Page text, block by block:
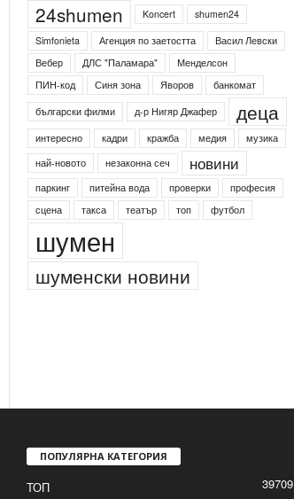
24shumen Koncert
shumen24
Simfonieta
Агенция по заетостта
Васил Левски
Вебер
ДЛС "Паламара"
Менделсон
ПИН-код
Синя зона Яворов
банкомат
български филми
д-р Нигяр Джафер деца
интересно кадри кражба медия
музика
най-новото
незаконна сеч новини
паркинг питейна вода проверки
професия
сцена
такса театър топ футбол
шумен
шуменски новини
ПОПУЛЯРНА КАТЕГОРИЯ
ТОП
39709